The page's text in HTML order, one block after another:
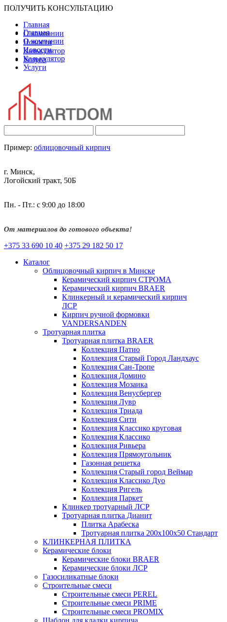
ПОЛУЧИТЬ КОНСУЛЬТАЦИЮ
Главная
О компании
Новости
Калькулятор
Услуги
Главная
О компании
Новости
Калькулятор
Услуги
Пример: облицовочный кирпич
г. Минск,
Логойский тракт, 50Б
Пн. - Пт.: с 9:00 до 18:00
От материалов до готового объекта!
+375 33 690 10 40 +375 29 182 50 17
Каталог
Облицовочный кирпич в Минске
Керамический кирпич СТРОМА
Керамический кирпич BRAER
Клинкерный и керамический кирпич
ЛСР
Кирпич ручной формовки
VANDERSANDEN
Тротуарная плитка
Тротуарная плитка BRAER
Коллекция Патио
Коллекция Старый Город Ландхаус
Коллекция Сан-Тропе
Коллекция Домино
Коллекция Мозаика
Коллекция Венусбергер
Коллекция Лувр
Коллекция Триада
Коллекция Сити
Коллекция Классико круговая
Коллекция Классико
Коллекция Ривьера
Коллекция Прямоугольник
Газонная решетка
Коллекция Старый город Веймар
Коллекция Классико Дуо
Коллекция Ригель
Коллекция Паркет
Клинкер тротуарный ЛСР
Тротуарная плитка Дианит
Плитка Арабеска
Тротуарная плитка 200х100х50 Стандарт
КЛИНКЕРНАЯ ПЛИТКА
Керамические блоки
Керамические блоки BRAER
Керамические блоки ЛСР
Газосиликатные блоки
Строительные смеси
Строительные смеси PEREL
Строительные смеси PRIME
Строительные смеси PROMIX
Шаблон для кладки кирпича